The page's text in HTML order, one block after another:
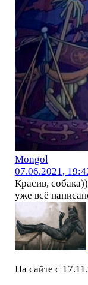
Mоngol
07.06.2021,
Красив,
уже всё
На сайте с